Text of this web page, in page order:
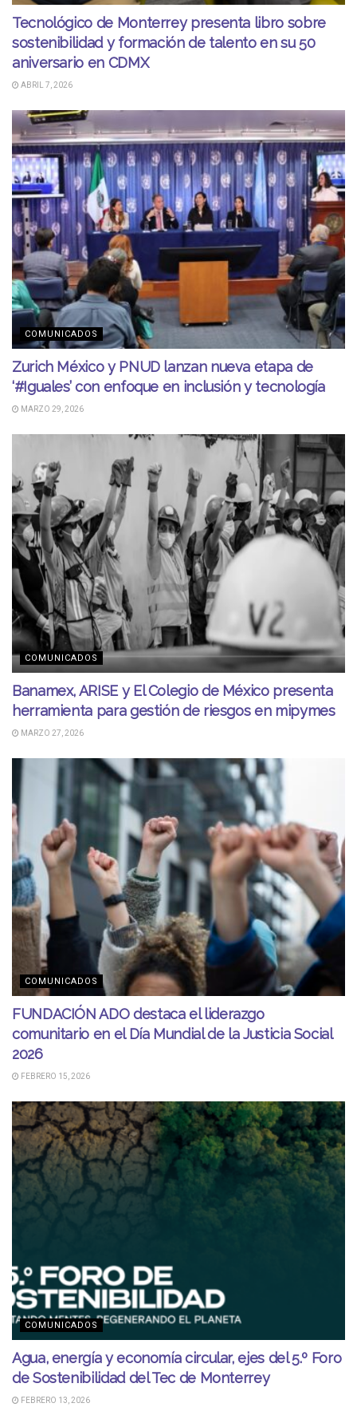
Tecnológico de Monterrey presenta libro sobre
sostenibilidad y formación de talento en su 50
aniversario en CDMX
ABRIL 7, 2026
COMUNICADOS
Zurich México y PNUD lanzan nueva etapa de
‘#Iguales’ con enfoque en inclusión y tecnología
MARZO 29, 2026
COMUNICADOS
Banamex, ARISE y El Colegio de México presenta
herramienta para gestión de riesgos en mipymes
MARZO 27, 2026
COMUNICADOS
FUNDACIÓN ADO destaca el liderazgo
comunitario en el Día Mundial de la Justicia Social
2026
FEBRERO 15, 2026
COMUNICADOS
Agua, energía y economía circular, ejes del 5.º Foro
de Sostenibilidad del Tec de Monterrey
FEBRERO 13, 2026